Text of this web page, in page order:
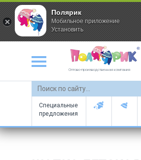
Оптово-производственная компания
Специальные
предложения
Полярик
Мобильное приложение
Установить